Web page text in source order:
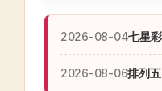
2026-08-04七星彩
2026-08-06排列五